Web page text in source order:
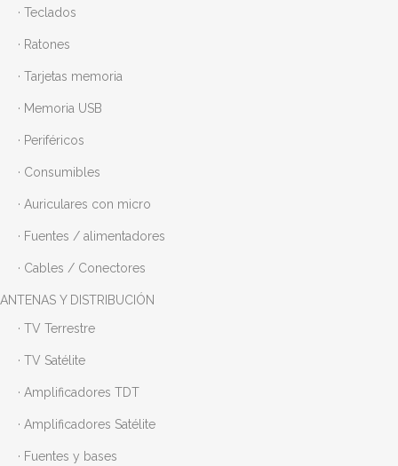
· Teclados
· Ratones
· Tarjetas memoria
· Memoria USB
· Periféricos
· Consumibles
· Auriculares con micro
· Fuentes / alimentadores
· Cables / Conectores
ANTENAS Y DISTRIBUCIÓN
· TV Terrestre
· TV Satélite
· Amplificadores TDT
· Amplificadores Satélite
· Fuentes y bases